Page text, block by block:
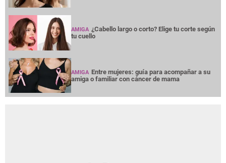
AMIGA ¿Cabello largo o corto? Elige tu corte según
tu cuello
AMIGA Entre mujeres: guía para acompañar a su
amiga o familiar con cáncer de mama